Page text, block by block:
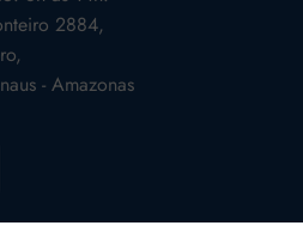
2884,
- Amazonas